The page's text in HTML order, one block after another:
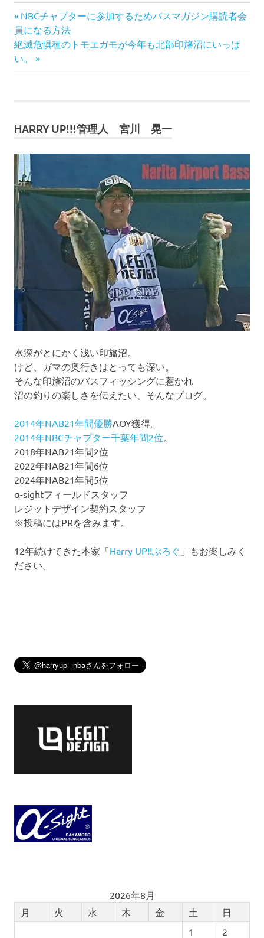
投
稿
ナ
シ
ョ
ン
前
の
記
事:
NBCチャプターに参加するためバスマガジン購読者会
員になる方法
次
の
記
絶滅危惧種のトモエガモが今年も北部印旛沼にいっぱ
い。
HARRY UP!!!管理人 宮川 晃一
水深がとにかく浅い印旛沼。
けど、ガマの奥行きはとっても深い。
そんな印旛沼のバスフィッシングに惹かれ
沼の釣りの楽しさを伝えたい、そんなブログ。
2014年NAB21年間優勝AOY獲得。
2014年NBCチャプター千葉年間2位。
2018年NAB21年間2位
2022年NAB21年間6位
2024年NAB21年間5位
α-sightフィールドスタッフ
レジットデザイン契約スタッフ
※投稿にはPRを含みます。
12年続けてきた本家「Harry UP!!ぶろぐ 」もお楽しみく
ださい。
2026年8月
月
火 水 木 金 土
日
1
2